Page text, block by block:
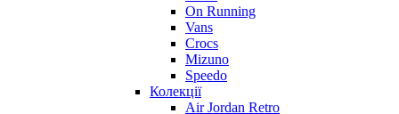
On Running
Vans
Crocs
Mizuno
Speedo
Колекції
Air Jordan Retro